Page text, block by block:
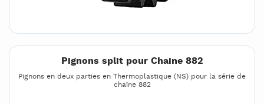
Pignons split pour Chaine 882
Pignons en deux parties en Thermoplastique (NS) pour la série de
chaîne 882